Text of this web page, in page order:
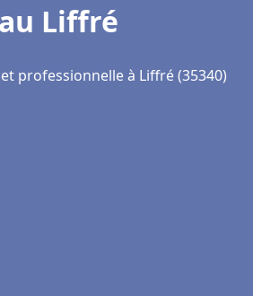
Liffré
professionnelle à Liffré (35340)